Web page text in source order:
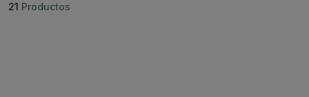
21 Productos